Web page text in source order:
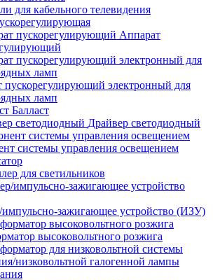
для кабельного телевидения
Аппарат
пускорегулирующий электронный для
ламп
Балласт
Драйвер светодиодный
системы управления освещением
для светильников
импульсно-зажигающее устройство (ИЗУ)
высоковольтного розжига